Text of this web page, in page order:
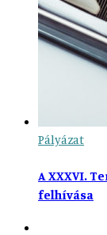
Pályázat
A XXXVI.
felhívása